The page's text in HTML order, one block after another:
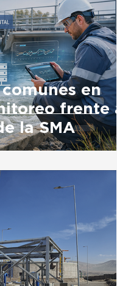
en
frente a
la SMA